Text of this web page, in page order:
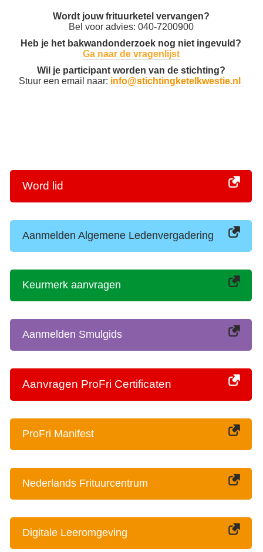
Wordt jouw frituurketel vervangen?
Bel voor advies: 040-7200900
Heb je het bakwandonderzoek nog niet ingevuld?
Ga naar de vragenlijst
Wil je participant worden van de stichting?
Stuur een email naar: info@stichtingketelkwestie.nl
Word lid
Aanmelden Algemene Ledenvergadering
Keurmerk aanvragen
Aanmelden Smulgids
Aanvragen ProFri Certificaten
ProFri Manifest
Nederlands Frituurcentrum
Digitale Leeromgeving